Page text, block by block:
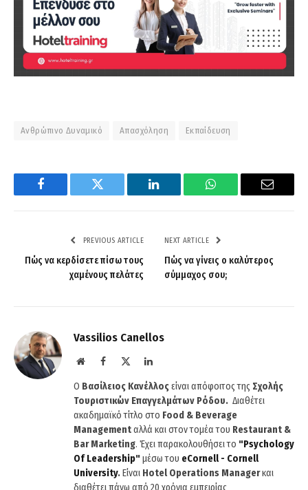
Ανθρώπινο Δυναμικό Απασχόληση Εκπαίδευση
Facebook Twitter LinkedIn WhatsApp Email
PREVIOUS ARTICLE
Πώς να κερδίσετε πίσω τους
χαμένους πελάτες
NEXT ARTICLE
Πώς να γίνεις ο καλύτερος
σύμμαχος σου;
Vassilios Canellos
WebsiteFacebook LinkedIn
Ο Βασίλειος Κανέλλοςείναι απόφοιτος της Σχολής
Τουριστικών Επαγγελμάτων Ρόδου. Διαθέτει
ακαδημαϊκό τίτλο στο Food & Beverage
Managementαλλά και στον τομέα του Restaurant &
Bar Marketing. Έχει παρακολουθήσει το "Psychology
Of Leadership"μέσω του eCornell- Cornell
University.Είναι Hotel Operations Managerκαι
διαθέτει πάνω από 20 χρόνια εμπειρίας